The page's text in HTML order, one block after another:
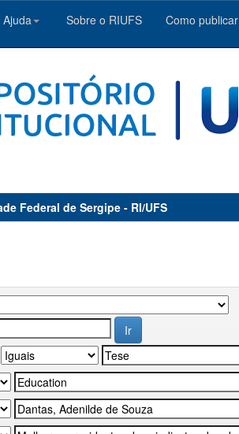
Ajuda Sobre o RIUFS Como publicar
Federal de Sergipe - RI/UFS